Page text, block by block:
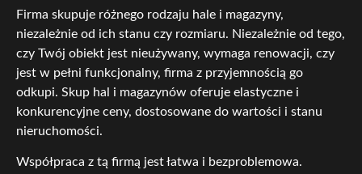
Firma skupuje różnego rodzaju hale i magazyny,
niezależnie od ich stanu czy rozmiaru. Niezależnie od tego,
czy Twój obiekt jest nieużywany, wymaga renowacji, czy
jest w pełni funkcjonalny, firma z przyjemnością go
odkupi. Skup hal i magazynów oferuje elastyczne i
konkurencyjne ceny, dostosowane do wartości i stanu
nieruchomości.
Współpraca z tą firmą jest łatwa i bezproblemowa.